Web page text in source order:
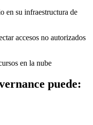
en su infraestructura de
accesos no autorizados
en la nube
puede: